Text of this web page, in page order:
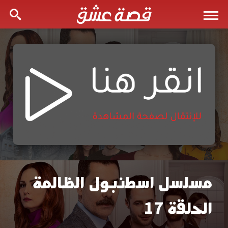
مسلسل
اسطنبول
مسلسل اسطنبول الظالمة
الحلقة 17